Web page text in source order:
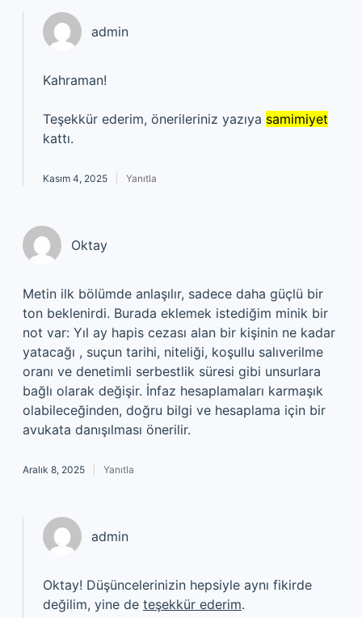
admin
Kahraman!
Teşekkür ederim, önerileriniz yazıya samimiyet
kattı.
Kasım 4, 2025 Yanıtla
Oktay
Metin ilk bölümde anlaşılır, sadece daha güçlü bir
ton beklenirdi. Burada eklemek istediğim minik bir
not var: Yıl ay hapis cezası alan bir kişinin ne kadar
yatacağı , suçun tarihi, niteliği, koşullu salıverilme
oranı ve denetimli serbestlik süresi gibi unsurlara
bağlı olarak değişir. İnfaz hesaplamaları karmaşık
olabileceğinden, doğru bilgi ve hesaplama için bir
avukata danışılması önerilir.
Aralık 8, 2025 Yanıtla
admin
Oktay! Düşüncelerinizin hepsiyle aynı fikirde
değilim, yine de teşekkür ederim.